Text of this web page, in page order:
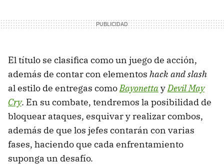
El título se clasifica como un juego de acción,
además de contar con elementos hack and slash
al estilo de entregas comoBayonettayDevil May
Cry. En su combate, tendremos la posibilidad de
bloquear ataques, esquivar y realizar combos,
además de que los jefes contarán con varias
fases, haciendo que cada enfrentamiento
suponga un desafío.